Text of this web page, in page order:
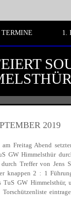
1.
2019
am Freitag Abend
GW Himmelsthür
Treffer von Jens
knappen 2 : 1
GW Himmelsthür,